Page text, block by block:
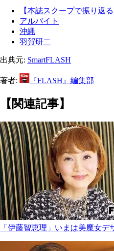
【本誌スクープで振り返る
アルバイト
沖縄
羽賀研二
出典元: SmartFLASH
著者: 『FLASH』編集部
【関連記事】
「伊藤智恵理」いまは美魔女デ